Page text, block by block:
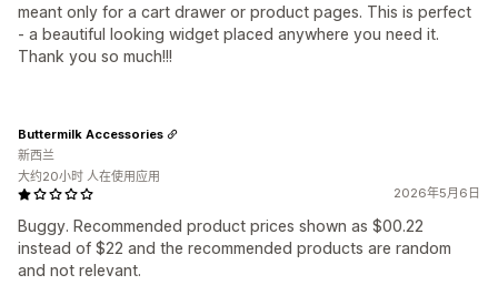
meant only for a cart drawer or product pages. This is perfect
- a beautiful looking widget placed anywhere you need it.
Thank you so much!!!
2026年5月6日
Buggy. Recommended product prices shown as $00.22
instead of $22 and the recommended products are random
and not relevant.
Buttermilk Accessories
新西兰
大约20小时 人在使用应用